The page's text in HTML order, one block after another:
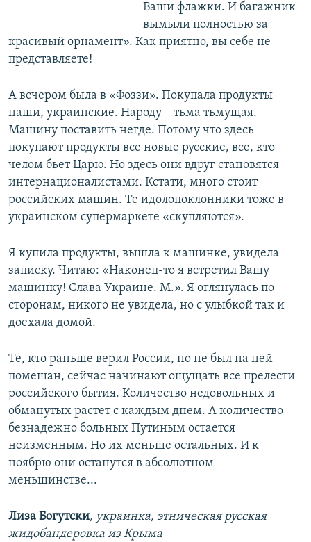
Ваши флажки. И багажник
вымыли полностью за
красивый орнамент». Как приятно, вы себе не
представляете!
А вечером была в «Фоззи». Покупала продукты
наши, украинские. Народу – тьма тьмущая.
Машину поставить негде. Потому что здесь
покупают продукты все новые русские, все, кто
челом бьет Царю. Но здесь они вдруг становятся
интернационалистами. Кстати, много стоит
российских машин. Те идолопоклонники тоже в
украинском супермаркете «скупляются».
Я купила продукты, вышла к машинке, увидела
записку. Читаю: «Наконец-то я встретил Вашу
машинку! Слава Украине. М.». Я оглянулась по
сторонам, никого не увидела, но с улыбкой так и
доехала домой.
Те, кто раньше верил России, но не был на ней
помешан, сейчас начинают ощущать все прелести
российского бытия. Количество недовольных и
обманутых растет с каждым днем. А количество
безнадежно больных Путиным остается
неизменным. Но их меньше остальных. И к
ноябрю они останутся в абсолютном
меньшинстве...
Лиза Богутски, украинка, этническая русская
жидобандеровка из Крыма